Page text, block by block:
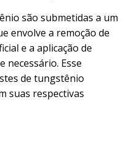
são submetidas a um
envolve a remoção de
e a aplicação de
necessário. Esse
de tungstênio
suas respectivas